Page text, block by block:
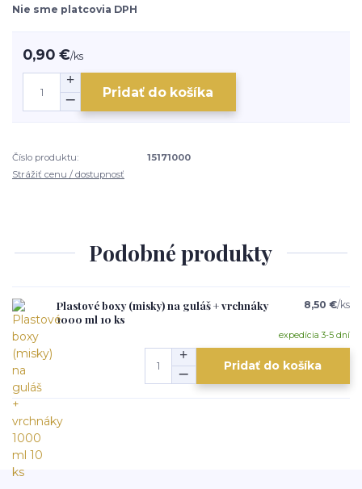
Nie sme platcovia DPH
0,90 €/ks
Pridať do košíka
Číslo produktu:
15171000
Strážiť cenu / dostupnosť
Podobné produkty
Plastové boxy (misky) na guláš + vrchnáky
1000 ml 10 ks
8,50 €/ks
expedícia 3-5 dní
Pridať do košíka